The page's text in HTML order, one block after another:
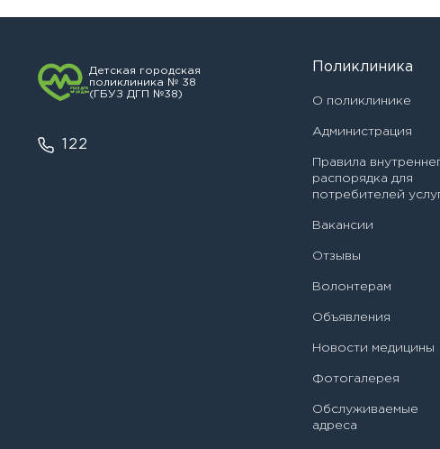
Детская городская
поликлиника № 38
(ГБУЗ ДГП №38)
122
Поликлиника
О поликлинике
Администрация
Правила
распорядка для
потребителей
Вакансии
Отзывы
Волонтерам
Объявления
Новости медицины
Фотогалерея
Обслуживаемые
адреса
Головное учреждение
Детская городская поликлиника
Детская городская поликлиника
ЗАПИСАТЬСЯ НА ПРИЕМ
Я даю